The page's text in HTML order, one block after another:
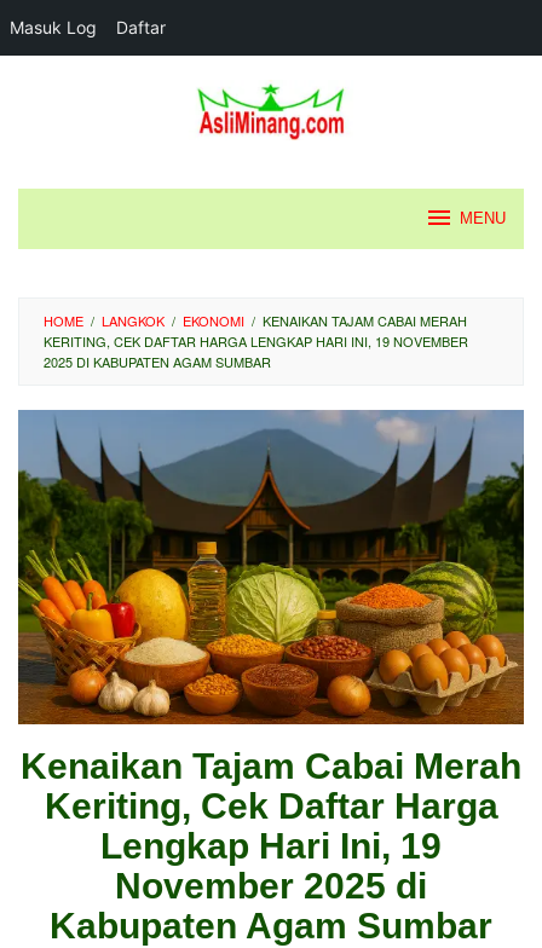
Masuk Log Daftar
MENU
HOME / LANGKOK / EKONOMI / KENAIKAN TAJAM CABAI MERAH
KERITING, CEK DAFTAR HARGA LENGKAP HARI INI, 19 NOVEMBER
2025 DI KABUPATEN AGAM SUMBAR
Kenaikan Tajam Cabai Merah
Keriting, Cek Daftar Harga
Lengkap Hari Ini, 19
November 2025 di
Kabupaten Agam Sumbar